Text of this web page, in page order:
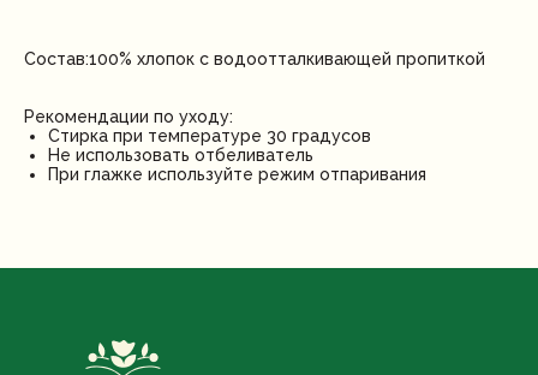
Состав:100% хлопок с водоотталкивающей пропиткой
Рекомендации по уходу:
Стирка при температуре 30 градусов
Не использовать отбеливатель
При глажке используйте режим отпаривания